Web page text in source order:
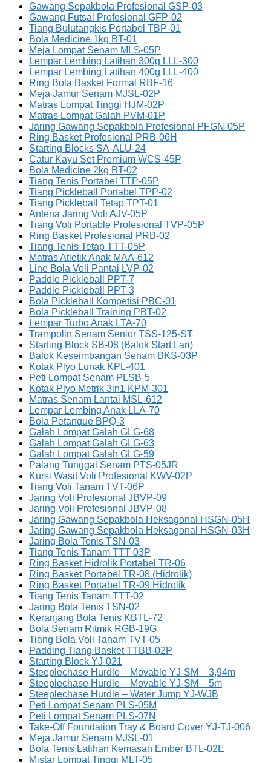
Gawang Sepakbola Profesional GSP-03
Gawang Futsal Profesional GFP-02
Tiang Bulutangkis Portabel TBP-01
Bola Medicine 1kg BT-01
Meja Lompat Senam MLS-05P
Lempar Lembing Latihan 300g LLL-300
Lempar Lembing Latihan 400g LLL-400
Ring Bola Basket Formal RBF-16
Meja Jamur Senam MJSL-02P
Matras Lompat Tinggi HJM-02P
Matras Lompat Galah PVM-01P
Jaring Gawang Sepakbola Profesional PFGN-05P
Ring Basket Profesional PRB-06H
Starting Blocks SA-ALU-24
Catur Kayu Set Premium WCS-45P
Bola Medicine 2kg BT-02
Tiang Tenis Portabel TTP-05P
Tiang Pickleball Portabel TPP-02
Tiang Pickleball Tetap TPT-01
Antena Jaring Voli AJV-05P
Tiang Voli Portable Profesional TVP-05P
Ring Basket Profesional PRB-02
Tiang Tenis Tetap TTT-05P
Matras Atletik Anak MAA-612
Line Bola Voli Pantai LVP-02
Paddle Pickleball PPT-7
Paddle Pickleball PPT-3
Bola Pickleball Kompetisi PBC-01
Bola Pickleball Training PBT-02
Lempar Turbo Anak LTA-70
Trampolin Senam Senior TSS-125-ST
Starting Block SB-08 (Balok Start Lari)
Balok Keseimbangan Senam BKS-03P
Kotak Plyo Lunak KPL-401
Peti Lompat Senam PLSB-5
Kotak Plyo Metrik 3in1 KPM-301
Matras Senam Lantai MSL-612
Lempar Lembing Anak LLA-70
Bola Petanque BPQ-3
Galah Lompat Galah GLG-68
Galah Lompat Galah GLG-63
Galah Lompat Galah GLG-59
Palang Tunggal Senam PTS-05JR
Kursi Wasit Voli Profesional KWV-02P
Tiang Voli Tanam TVT-06P
Jaring Voli Profesional JBVP-09
Jaring Voli Profesional JBVP-08
Jaring Gawang Sepakbola Heksagonal HSGN-05H
Jaring Gawang Sepakbola Heksagonal HSGN-03H
Jaring Bola Tenis TSN-03
Tiang Tenis Tanam TTT-03P
Ring Basket Hidrolik Portabel TR-06
Ring Basket Portabel TR-08 (Hidrolik)
Ring Basket Portabel TR-09 Hidrolik
Tiang Tenis Tanam TTT-02
Jaring Bola Tenis TSN-02
Keranjang Bola Tenis KBTL-72
Bola Senam Ritmik RGB-19G
Tiang Bola Voli Tanam TVT-05
Padding Tiang Basket TTBB-02P
Starting Block YJ-021
Steeplechase Hurdle – Movable YJ-SM – 3,94m
Steeplechase Hurdle – Movable YJ-SM – 5m
Steeplechase Hurdle – Water Jump YJ-WJB
Peti Lompat Senam PLS-05M
Peti Lompat Senam PLS-07N
Take-Off Foundation Tray & Board Cover YJ-TJ-006
Meja Jamur Senam MJSL-01
Bola Tenis Latihan Kemasan Ember BTL-02E
Mistar Lompat Tinggi MLT-05